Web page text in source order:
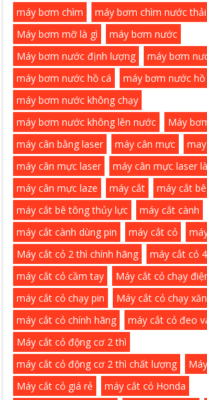
máy bơm chìm máy bơm chìm nước thải
Máy bơm mỡ là gì
máy bơm nước
Máy bơm nước định lượng
máy bơm
máy bơm nước hồ cá
máy bơm nước hồ
máy bơm nước không chạy
máy bơm nước không lên nước
Máy
máy cân bằng laser
máy cân mực
máy cân mực laser
máy cân mực laser
máy cân mực laze
máy cắt
máy cắt
máy cắt bê tông thủy lực
máy cắt cành
máy cắt cành dùng pin
máy cắt cỏ
Máy cắt cỏ 2 thì chính hãng
máy cắt cỏ
máy cắt cỏ cầm tay
Máy cắt cỏ chạy
máy cắt cỏ chạy pin
Máy cắt cỏ chạy
máy cắt cỏ chính hãng
máy cắt cỏ đeo
Máy cắt cỏ động cơ 2 thì
máy cắt cỏ động cơ 2 thì chất lượng
Máy cắt cỏ giá rẻ
máy cắt cỏ Honda